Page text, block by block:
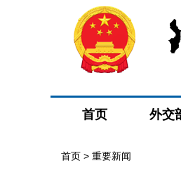
首页 外交
首页 > 重要新闻